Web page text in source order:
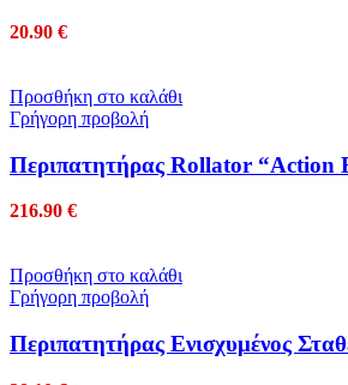
20.90 €
Προσθήκη στο καλάθι
Γρήγορη προβολή
Περιπατητήρας Rollator “Action
216.90 €
Προσθήκη στο καλάθι
Γρήγορη προβολή
Περιπατητήρας Ενισχυμένος